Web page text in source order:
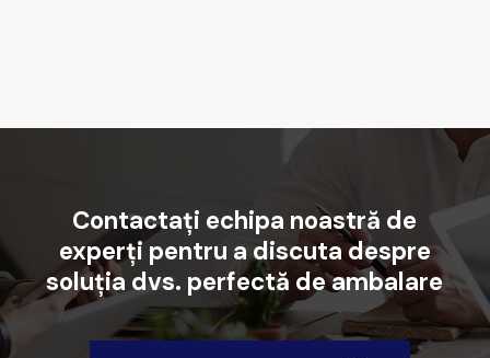
Contactați echipa noastră de
experți pentru a discutadespre
soluția dvs. perfectă deambalare